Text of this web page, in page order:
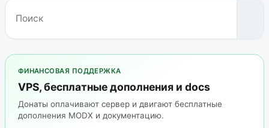
ФИНАНСОВАЯ ПОДДЕРЖКА
VPS, бесплатные дополнения и docs
Донаты оплачивают сервер и двигают бесплатные
дополнения MODX и документацию.